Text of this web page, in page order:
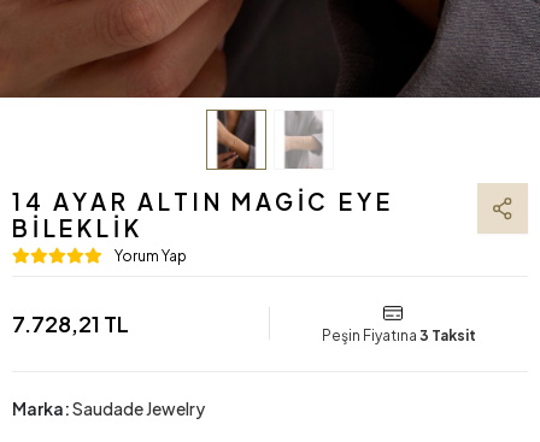
14 AYAR ALTIN MAGIC EYE
BILEKLIK
Yorum Yap
7.728,21 TL Peşin Fiyatına 3 Taksit
Marka:Saudade Jewelry